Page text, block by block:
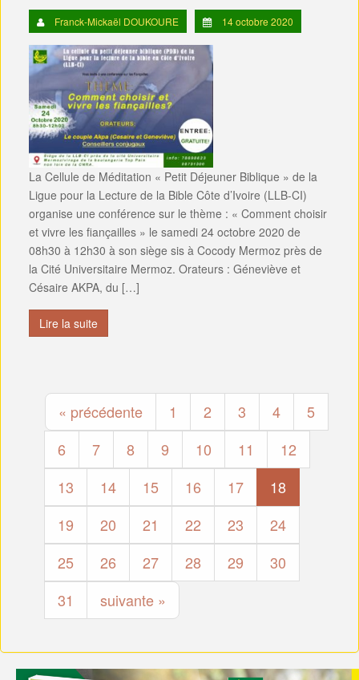
Franck-Mickaël DOUKOURE 14 octobre 2020
La Cellule de Méditation « Petit Déjeuner Biblique » de la
Ligue pour la Lecture de la Bible Côte d’Ivoire (LLB-CI)
organise une conférence sur le thème : « Comment choisir
et vivre les fiançailles » le samedi 24 octobre 2020 de
08h30 à 12h30 à son siège sis à Cocody Mermoz près de
la Cité Universitaire Mermoz. Orateurs : Géneviève et
Césaire AKPA, du […]
Lire la suite
« précédente 1 2 3 4
5
6
7 8 9 10 11
12
13
14 15 16 17
18
19
20 21 22 23
24
25
26 27 28 29
30
31
suivante »